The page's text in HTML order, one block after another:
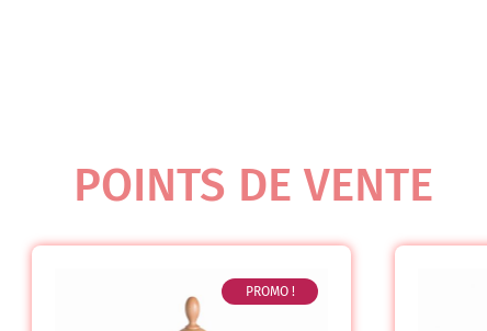
POINTS DE VENTE
PROMO !